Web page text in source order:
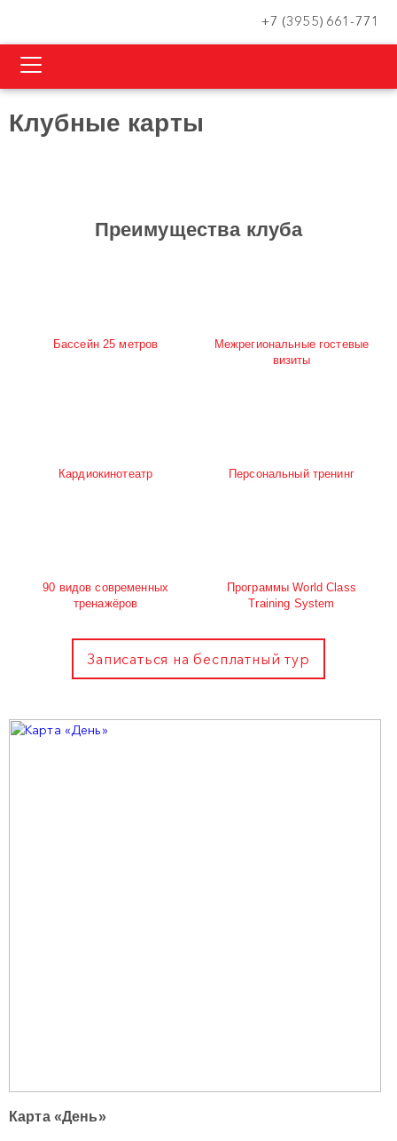
+7 (3955) 661-771
Клубные карты
Преимущества клуба
Бассейн 25 метров
Межрегиональные гостевые
визиты
Кардиокинотеатр Персональный тренинг
90 видов современных
тренажёров
Программы World Class
Training System
Записаться на бесплатный тур
Карта «День»